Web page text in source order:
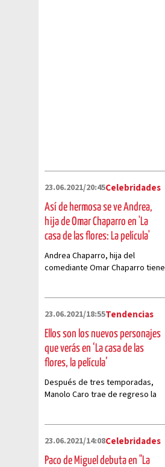
23.06.2021/20:45Celebridades
Así de hermosa se ve Andrea,
hija de Omar Chaparro en 'La
casa de las flores: La película'
Andrea Chaparro, hija del
comediante Omar Chaparro tiene
23.06.2021/18:55Tendencias
Ellos son los nuevos personajes
que verás en ‘La casa de las
flores, la película’
Después de tres temporadas,
Manolo Caro trae de regreso la
23.06.2021/14:08Celebridades
Paco de Miguel debuta en "La